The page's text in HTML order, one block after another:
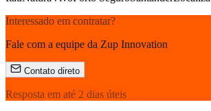
Interessado em contratar?
Fale com a equipe da Zup Innovation
Contato direto
Resposta em até 2 dias úteis